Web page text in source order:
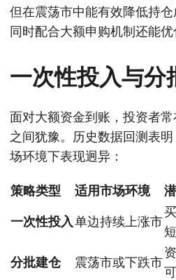
但在震荡市中能有效降低持仓
同时配合大额申购机制还能优
一次性投入与分
面对大额资金到账，投资者
之间犹豫。历史数据回测表
场环境下表现迥异：
策略类型 适用市场环境
一次性投入单边持续上涨市
分批建仓 震荡市或下跌市